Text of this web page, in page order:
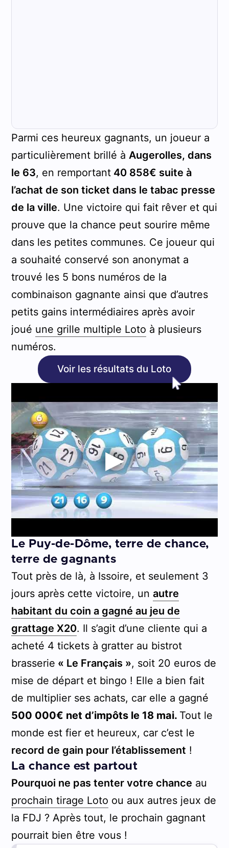
Parmi ces heureux gagnants, un joueur a
particulièrement brillé à Augerolles, dans
le 63, en remportant40 858€ suite à
l’achat de son ticket dans le tabac presse
de la ville. Une victoire qui fait rêver et qui
prouve que la chance peut sourire même
dans les petites communes. Ce joueur qui
a souhaité conservé son anonymat a
trouvé les 5 bons numéros de la
combinaison gagnante ainsi que d’autres
petits gains intermédiaires après avoir
joué une grille multiple Loto à plusieurs
numéros.
Voir les résultats du Loto
Le Puy-de-Dôme, terre de chance,
terre de gagnants
Tout près de là, à Issoire, et seulement 3
jours après cette victoire, un autre
habitant du coin a gagné au jeu de
grattage X20. Il s’agit d’une cliente qui a
acheté 4 tickets à gratter au bistrot
brasserie « Le Français », soit 20 euros de
mise de départ et bingo ! Elle a bien fait
de multiplier ses achats, car elle a gagné
500 000€ net d’impôts le 18 mai. Tout le
monde est fier et heureux, car c’est le
record de gain pour l’établissement !
La chance est partout
Pourquoi ne pas tenter votre chance au
prochain tirage Loto ou aux autres jeux de
la FDJ ? Après tout, le prochain gagnant
pourrait bien être vous !